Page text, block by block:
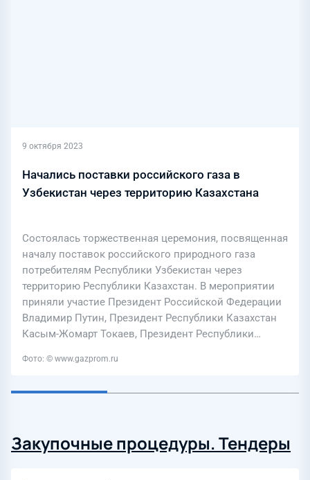
9 октября 2023
Начались поставки российского газа в
Узбекистан через территорию Казахстана
Состоялась торжественная церемония, посвященная
началу поставок российского природного газа
потребителям Республики Узбекистан через
территорию Республики Казахстан. В мероприятии
приняли участие Президент Российской Федерации
Владимир Путин, Президент Республики Казахстан
Касым-Жомарт Токаев, Президент Республики…
Фото: © www.gazprom.ru
Закупочные процедуры. Тендеры